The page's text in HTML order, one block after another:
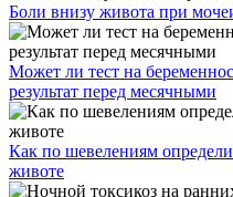
Боли внизу живота при
Может ли тест на
результат перед месячными
Как по шевелениям
животе